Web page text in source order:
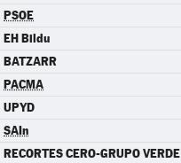
PSOE
EH Bildu
BATZARR
PACMA
UPYD
SAIn
RECORTES CERO-GRUPO VERDE